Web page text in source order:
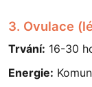
3. Ovulace
Trvání: 16-30
Energie: